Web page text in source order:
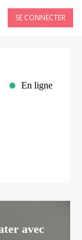
SE CONNECTER
En ligne
avec